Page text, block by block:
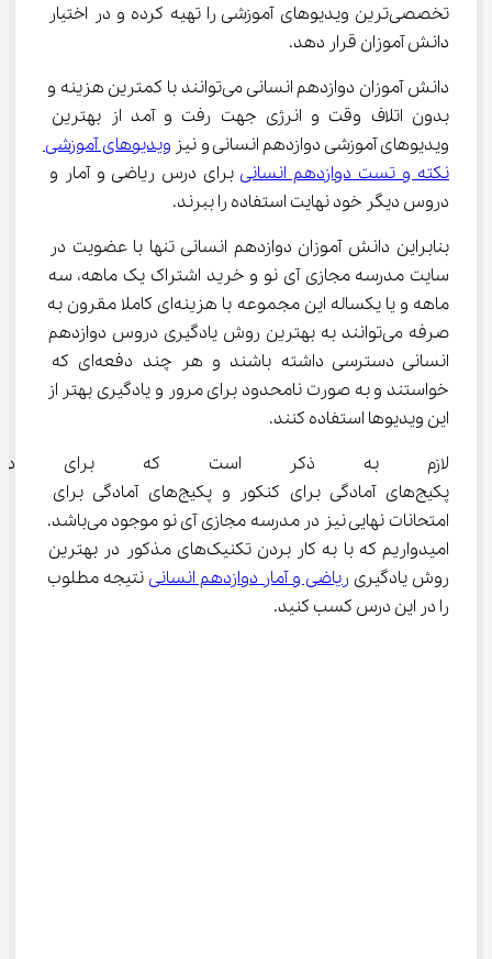
تخصصی‌ترین ویدیوهای آموزشی را تهیه کرده و در اختیار
دانش آموزان قرار دهد.
دانش آموزان دوازدهم انسانی می‌توانند با کمترین هزینه و
بدون اتلاف وقت و انرژی جهت رفت و آمد از بهترین
ویدیوهای آموزشی دوازدهم انسانی و نیز ویدیوهای آموزشی
نکته و تست دوازدهم انسانی برای درس ریاضی و آمار و
دروس دیگر خود نهایت استفاده را ببرند.
بنابراین دانش آموزان دوازدهم انسانی تنها با عضویت در
سایت مدرسه مجازی آی نو و خرید اشتراک یک ماهه، سه
ماهه و یا یکساله این مجموعه با هزینه‌ای کاملا مقرون به
صرفه می‌توانند به بهترین روش یادگیری دروس دوازدهم
انسانی دسترسی داشته باشند و هر چند دفعه‌ای که
خواستند و به صورت نامحدود برای مرور و یادگیری بهتر از
این ویدیوها استفاده کنند.
لازم به ذکر است که برای دانش
پکیج‌های آمادگی برای کنکور و پکیج‌های آمادگی برای
امتحانات نهایی نیز در مدرسه مجازی آی نو موجود می‌باشد.
امیدواریم که با به کار بردن تکنیک‌های مذکور در بهترین
روش یادگیری ریاضی و آمار دوازدهم انسانی نتیجه مطلوب
را در این درس کسب کنید.